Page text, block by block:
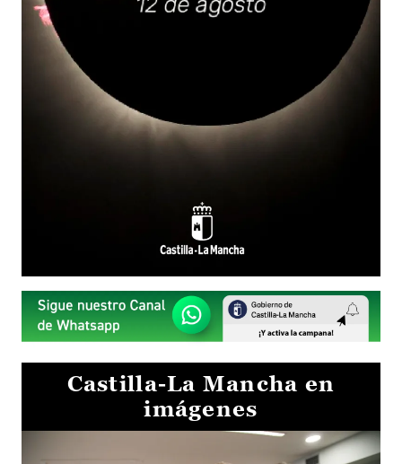
Castilla-La Mancha en
imágenes